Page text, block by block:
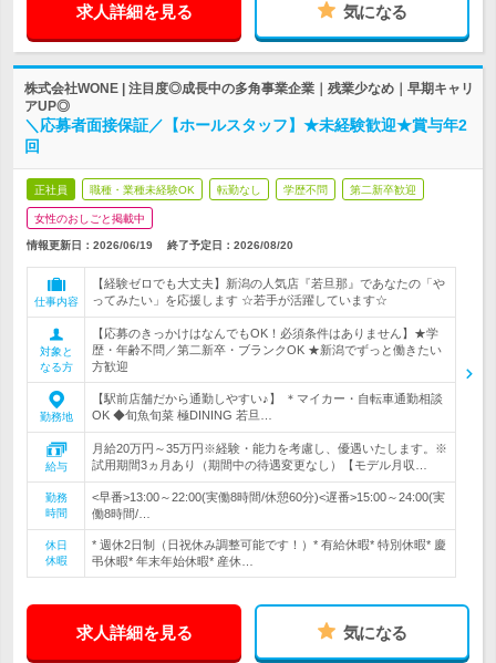
求人詳細を見る 気になる
株式会社WONE | 注目度◎成長中の多角事業企業｜残業少なめ｜早期キャリ
アUP◎
＼応募者面接保証／【ホールスタッフ】★未経験歓迎★賞与年2
回
正社員 職種・業種未経験OK 転勤なし 学歴不問 第二新卒歓迎
女性のおしごと掲載中
情報更新日：2026/06/19 終了予定日： 2026/08/20
仕事内容
【経験ゼロでも大丈夫】新潟の人気店『若旦那』であなたの「や
ってみたい」を応援します ☆若手が活躍しています☆
対象と
なる方
【応募のきっかけはなんでもOK！必須条件はありません】★学
歴・年齢不問／第二新卒・ブランクOK ★新潟でずっと働きたい
方歓迎
勤務地
【駅前店舗だから通勤しやすい♪】 ＊マイカー・自転車通勤相談
OK ◆旬魚旬菜 極DINING 若旦…
給与
月給20万円～35万円※経験・能力を考慮し、優遇いたします。※
試用期間3ヵ月あり（期間中の待遇変更なし）【モデル月収…
勤務
時間
<早番>13:00～22:00(実働8時間/休憩60分)<遅番>15:00～24:00(実
働8時間/…
休日
休暇
* 週休2日制（日祝休み調整可能です！）* 有給休暇* 特別休暇* 慶
弔休暇* 年末年始休暇* 産休…
求人詳細を見る 気になる